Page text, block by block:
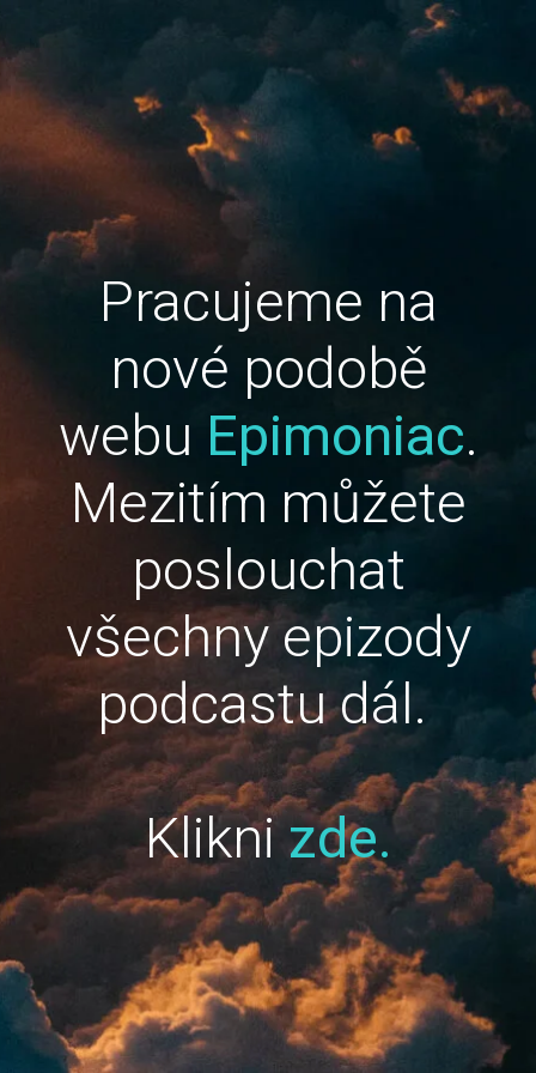
Pracujeme na
nové podobě
webu Epimoniac.
Mezitím můžete
poslouchat
všechny epizody
podcastu dál.
Kliknizde.